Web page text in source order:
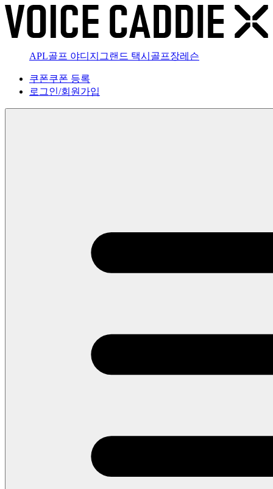
APL골프 야디지 그랜드 택시 골프장레슨
쿠폰쿠폰 등록
로그인/회원가입